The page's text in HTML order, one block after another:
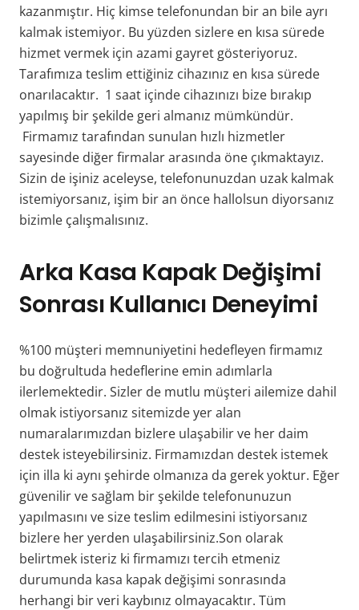
kazanmıştır. Hiç kimse telefonundan bir an bile ayrı
kalmak istemiyor. Bu yüzden sizlere en kısa sürede
hizmet vermek için azami gayret gösteriyoruz.
Tarafımıza teslim ettiğiniz cihazınız en kısa sürede
onarılacaktır. 1 saat içinde cihazınızı bize bırakıp
yapılmış bir şekilde geri almanız mümkündür.
Firmamız tarafından sunulan hızlı hizmetler
sayesinde diğer firmalar arasında öne çıkmaktayız.
Sizin de işiniz aceleyse, telefonunuzdan uzak kalmak
istemiyorsanız, işim bir an önce hallolsun diyorsanız
bizimle çalışmalısınız.
Arka Kasa Kapak Değişimi
Sonrası Kullanıcı Deneyimi
%100 müşteri memnuniyetini hedefleyen firmamız
bu doğrultuda hedeflerine emin adımlarla
ilerlemektedir. Sizler de mutlu müşteri ailemize dahil
olmak istiyorsanız sitemizde yer alan
numaralarımızdan bizlere ulaşabilir ve her daim
destek isteyebilirsiniz. Firmamızdan destek istemek
için illa ki aynı şehirde olmanıza da gerek yoktur. Eğer
güvenilir ve sağlam bir şekilde telefonunuzun
yapılmasını ve size teslim edilmesini istiyorsanız
bizlere her yerden ulaşabilirsiniz.Son olarak
belirtmek isteriz ki firmamızı tercih etmeniz
durumunda kasa kapak değişimi sonrasında
herhangi bir veri kaybınız olmayacaktır. Tüm